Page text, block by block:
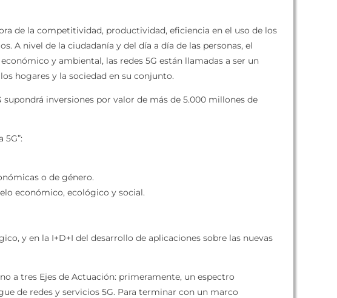
de la competitividad, productividad, eficiencia en el uso de los
A nivel de la ciudadanía y del día a día de las personas, el
y ambiental, las redes 5G están llamadas a ser un
hogares y la sociedad en su conjunto.
inversiones por valor de más de 5.000 millones de
o de género.
económico, ecológico y social.
y en la I+D+I del desarrollo de aplicaciones sobre las nuevas
a tres Ejes de Actuación: primeramente, un espectro
de redes y servicios 5G. Para terminar con un marco